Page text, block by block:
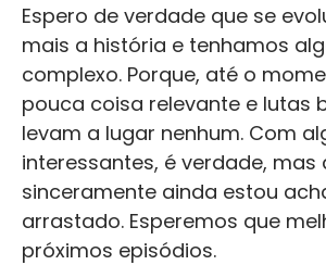
Espero de verdade que se
mais a história e tenhamos
complexo. Porque, até o
pouca coisa relevante e lutas
levam a lugar nenhum. Com
interessantes, é verdade, mas
sinceramente ainda estou
arrastado. Esperemos que
próximos episódios.